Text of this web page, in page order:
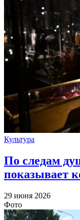
Культура
По следам
показывает
29 июня 2026
Фото